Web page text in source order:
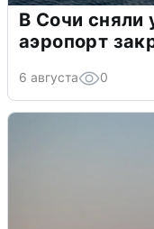
В Сочи сняли
аэропорт
6 августа 0